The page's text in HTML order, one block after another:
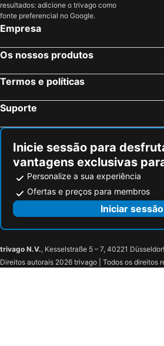
resultados: adicione o trivago como
fonte preferencial no Google.
Empresa
Os nossos produtos
Termos e políticas
Suporte
Inicie sessão para
vantagens exclusivas
Personalize a sua experiência
Ofertas e preços para membros
Iniciar sessão
trivago N.V., Kesselstraße 5 – 7, 40221
Direitos autorais 2026 trivago | Todos os direitos